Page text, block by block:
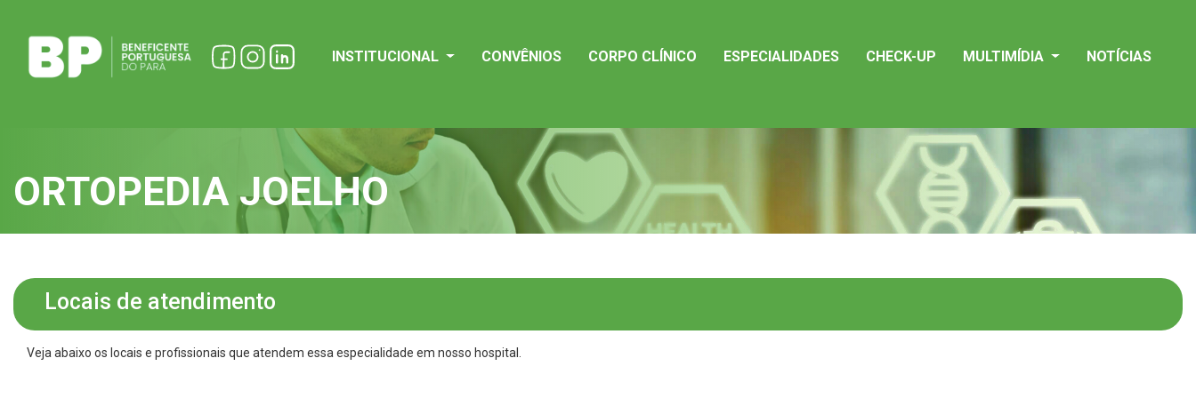
INSTITUCIONAL CONVÊNIOS CORPO CLÍNICO ESPECIALIDADES CHECK-UP MULTIMÍDIA NOTÍCIAS
ORTOPEDIA JOELHO
Locais de atendimento
Veja abaixo os locais e profissionais que atendem essa especialidade em nosso hospital.